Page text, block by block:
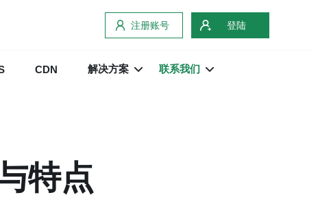
注册账号 登陆
CDN 解决方案 联系我们
特点